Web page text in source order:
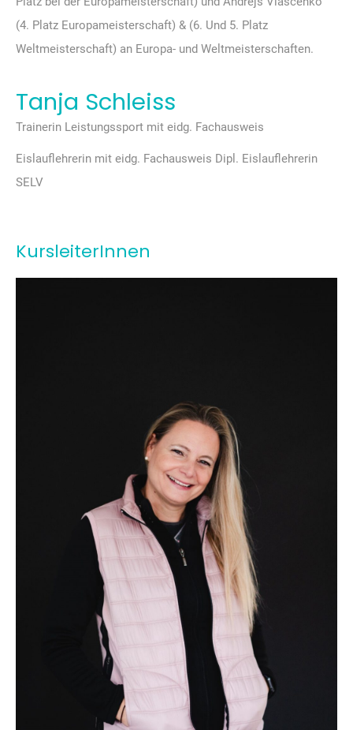
(4. Platz Europameisterschaft) & (6. Und 5. Platz
Weltmeisterschaft) an Europa- und Weltmeisterschaften.
Tanja Schleiss
Trainerin Leistungssport mit eidg. Fachausweis
Eislauflehrerin mit eidg. Fachausweis Dipl. Eislauflehrerin
SELV
KursleiterInnen